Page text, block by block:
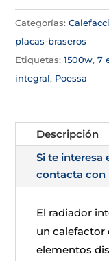
Categorías:
placas-braseros
Etiquetas:1500w,7
integral, Poessa
Descripción
Si te interesa
contacta con
El radiador
un calefactor
elementos